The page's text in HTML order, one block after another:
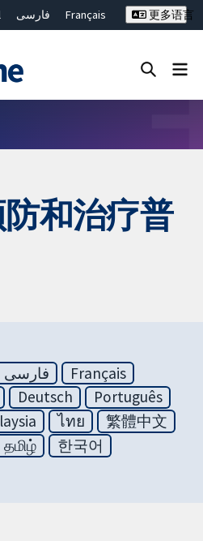
فارسی
Français
更多语言
和治疗普
فارسی
Français
Deutsch
Português
ไทย
繁體中文
தமிழ்
한국어